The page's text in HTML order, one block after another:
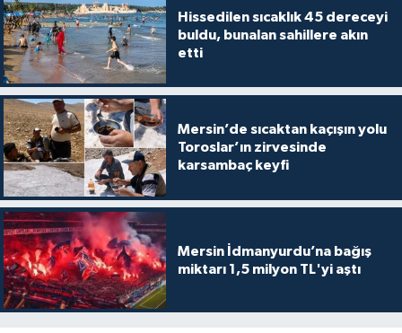
Hissedilen sıcaklık 45 dereceyi
buldu, bunalan sahillere akın
etti
Mersin’de sıcaktan kaçışın yolu
Toroslar’ın zirvesinde
karsambaç keyfi
Mersin İdmanyurdu’na bağış
miktarı 1,5 milyon TL'yi aştı